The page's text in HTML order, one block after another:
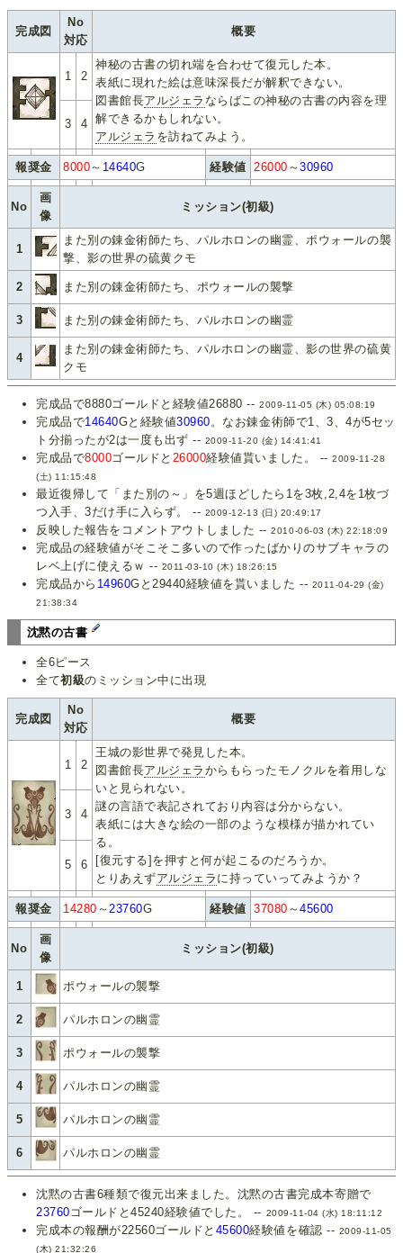
完成図
No
対応
概要
1 2
神秘の古書の切れ端を合わせて復元した本。
表紙に現れた絵は意味深長だが解釈できない。
図書館長アルジェラ ならばこの神秘の古書の内容を理
解できるかもしれない。
アルジェラ を訪ねてみよう。
3 4
報奨金 8000～ 14640G 経験値 26000 ～30960
No
画
像
ミッション(初級)
1
また別の錬金術師たち、パルホロンの幽霊、ポウォールの襲
撃、影の世界の硫黄クモ
2 また別の錬金術師たち、ポウォールの襲撃
3 また別の錬金術師たち、パルホロンの幽霊
4
また別の錬金術師たち、パルホロンの幽霊、影の世界の硫黄
クモ
完成品で8880ゴールドと経験値26880 -- 2009-11-05 (木) 05:08:19
完成品で14640Gと経験値30960 。なお錬金術師で1、3、4が5セッ
ト分揃ったが2は一度も出ず -- 2009-11-20 (金) 14:41:41
完成品で8000ゴールドと 26000経験値貰いました。 --2009-11-28
(土) 11:15:48
最近復帰して「また別の～」を5週ほどしたら1を3枚,2,4を1枚づ
つ入手、3だけ手に入らず。 -- 2009-12-13 (日) 20:49:17
反映した報告をコメントアウトしました --2010-06-03 (木) 22:18:09
完成品の経験値がそこそこ多いので作ったばかりのサブキャラの
レベ上げに使えるｗ -- 2011-03-10 (木) 18:26:15
完成品から 14960Gと29440経験値を貰いました -- 2011-04-29 (金)
21:38:34
沈黙の古書
全6ピース
全て初級のミッション中に出現
完成図
No
対応
概要
1 2
王城の影世界で発見した本。
図書館長アルジェラ からもらったモノクルを着用しな
いと見られない。
謎の言語で表記されており内容は分からない。
表紙には大きな絵の一部のような模様が描かれてい
る。
[復元する]を押すと何が起こるのだろうか。
とりあえずアルジェラ に持っていってみようか？
3 4
5 6
報奨金 14280 ～ 23760G 経験値 37080 ～45600
No
画
像
ミッション(初級)
1 ポウォールの襲撃
2 パルホロンの幽霊
3 ポウォールの襲撃
4 パルホロンの幽霊
5 パルホロンの幽霊
6 パルホロンの幽霊
沈黙の古書6種類で復元出来ました。沈黙の古書完成本寄贈で
23760 ゴールドと45240経験値でした。 -- 2009-11-04 (水) 18:11:12
完成本の報酬が22560ゴールドと 45600経験値を確認 -- 2009-11-05
(木) 21:32:26